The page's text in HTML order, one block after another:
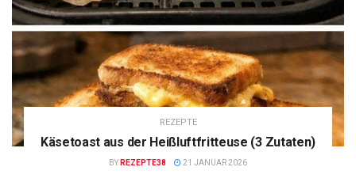
REZEPTE
Käsetoast aus der Heißluftfritteuse (3 Zutaten)
BY REZEPTE38 21 JANUAR 2026